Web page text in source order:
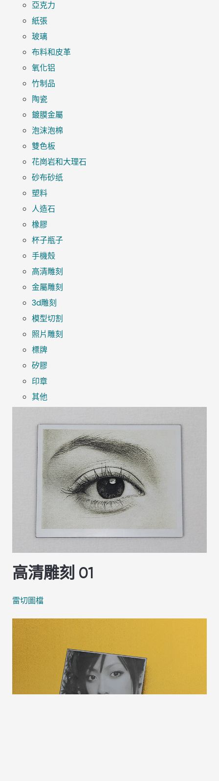
亞克力
紙張
玻璃
布料和皮革
氧化铝
竹制品
陶瓷
鍍膜金屬
泡沫泡棉
雙色板
花崗岩和大理石
砂布砂纸
塑料
人造石
橡膠
杯子瓶子
手機殼
高清雕刻
金屬雕刻
3d雕刻
模型切割
照片雕刻
標牌
矽膠
印章
其他
高清雕刻 01
雷切圖檔